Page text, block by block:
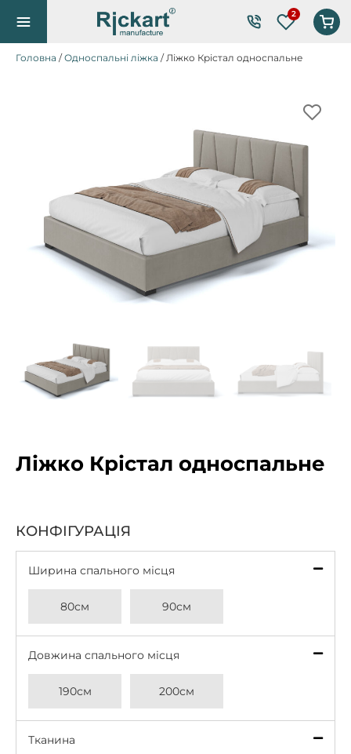
Список
Головна /Односпальні ліжка / Ліжко Крістал односпальне
Ліжко Крістал односпальне
КОНФІГУРАЦІЯ
Ширина спального місця
80см 90см
Довжина спального місця
190см 200см
Тканина